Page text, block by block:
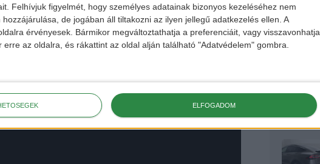
Felhívjuk figyelmét, hogy személyes adatainak bizonyos kezeléséhez nem
de jogában áll tiltakozni az ilyen jellegű adatkezelés ellen. A
érvényesek. Bármikor megváltoztathatja a preferenciáit, vagy visszavonhatja
erre az oldalra, és rákattint az oldal alján található "Adatvédelem" gombra.
ELFOGADOM